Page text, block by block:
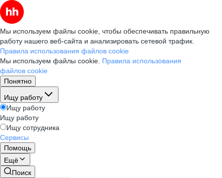
Мы используем файлы cookie, чтобы обеспечивать правильную
работу нашего веб-сайта и анализировать сетевой трафик.
Правила использования файлов cookie
Мы используем файлы cookie. Правила использования
файлов cookie
Понятно
Ищу работу
Ищу работу
Ищу работу
Ищу сотрудника
Сервисы
Помощь
Ещё
Поиск